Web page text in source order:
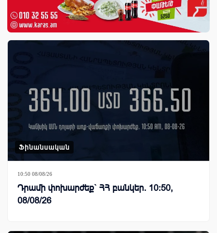
Ֆինանսական
10:50 08/08/26
Դրամի փոխարժեք` ՀՀ բանկեր. 10:50,
08/08/26